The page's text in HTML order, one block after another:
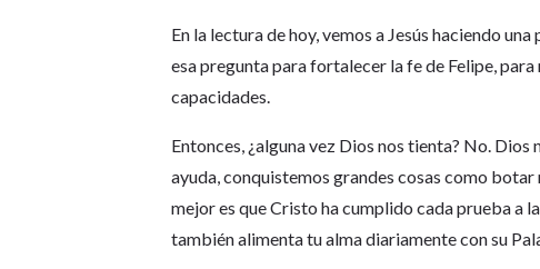
En la lectura de hoy, vemos a Jesús haciendo
esa pregunta para fortalecer la fe de Felipe,
capacidades.
Entonces, ¿alguna vez Dios nos tienta? No. Dios
ayuda, conquistemos grandes cosas como
mejor es que Cristo ha cumplido cada prueba a
también alimenta tu alma diariamente con su